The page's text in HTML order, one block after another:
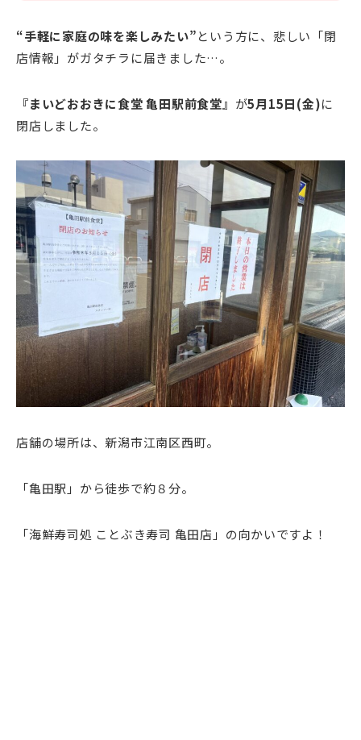
“手軽に家庭の味を楽しみたい”という方に、悲しい「閉
店情報」がガタチラに届きました…。
『まいどおおきに食堂 亀田駅前食堂』 が5月15日(金)に
閉店しました。
店舗の場所は、新潟市江南区西町。
「亀田駅」から徒歩で約８分。
「海鮮寿司処 ことぶき寿司 亀田店」の向かいですよ！